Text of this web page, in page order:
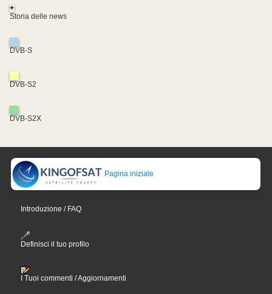
+
Storia delle news
DVB-S
DVB-S2
DVB-S2X
Pagina iniziale
Introduzione / FAQ
Definisci il tuo profilo
I Tuoi commenti / Aggiornamenti